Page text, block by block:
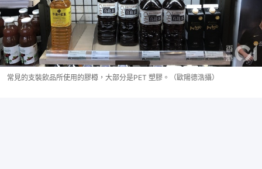
常見的支裝飲品所使用的膠樽，大部分是PET 塑膠。（歐陽德浩攝）